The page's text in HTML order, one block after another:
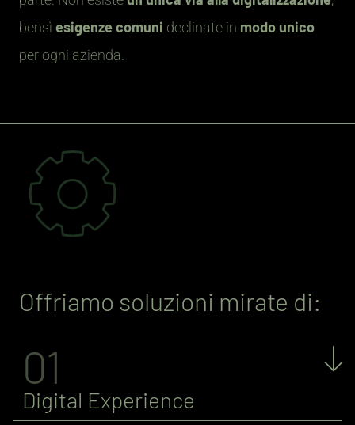
bensì esigenze comuni declinate in modo unico
per ogni azienda.
Offriamo soluzioni mirate di:
01
Digital Experience